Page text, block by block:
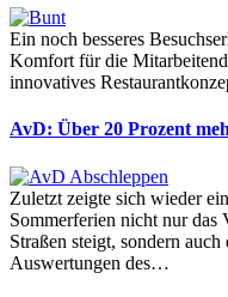
Ein noch besseres
Komfort für die
innovatives
AvD: Über 20 Prozent
Zuletzt zeigte sich wieder
Sommerferien nicht nur das
Straßen steigt, sondern
Auswertungen des…